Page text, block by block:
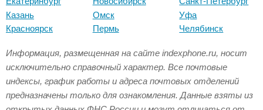
Казань
Красноярск
Омск
Пермь
Уфа
Челябинск
Информация, размещенная на сайте indexphone.ru, носит
исключительно справочный характер. Все почтовые
индексы, график работы и адреса почтовых отделений
предназначены только для ознакомления. Данные взяты из